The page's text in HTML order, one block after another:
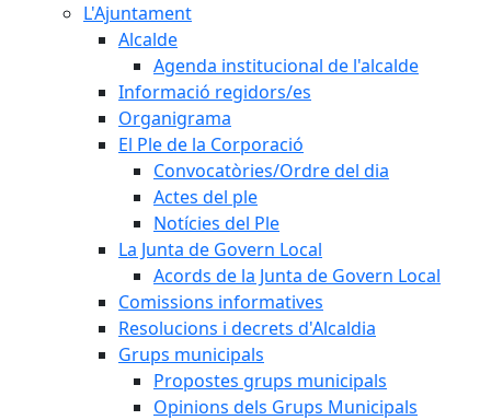
L'Ajuntament
Alcalde
Agenda institucional de l'alcalde
Informació regidors/es
Organigrama
El Ple de la Corporació
Convocatòries/Ordre del dia
Actes del ple
Notícies del Ple
La Junta de Govern Local
Acords de la Junta de Govern Local
Comissions informatives
Resolucions i decrets d'Alcaldia
Grups municipals
Propostes grups municipals
Opinions dels Grups Municipals